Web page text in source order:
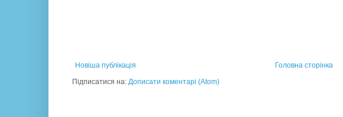
Новіша публікація
Головна сторінка
Підписатися на: Дописати коментарі (Atom)